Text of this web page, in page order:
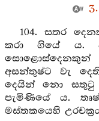
104. සතර
කරා ගියේ ය.
අසන්තුෂ්ට වැ
දෙයින් නො සතුටු
පැමිණියේ ය.
මස්තකයෙහි